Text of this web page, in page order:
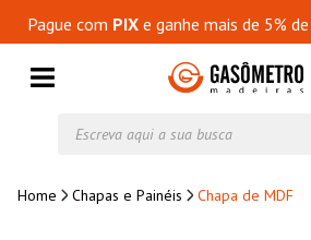
Pague com PIXe ganhe mais de 5%
Chapas e Painéis Chapa de MDF